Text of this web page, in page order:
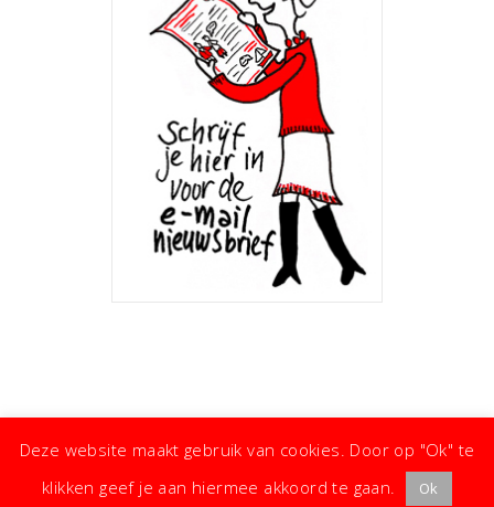
Deze website maakt gebruik van cookies. Door op "Ok" te
klikken geef je aan hiermee akkoord te gaan.
Ok